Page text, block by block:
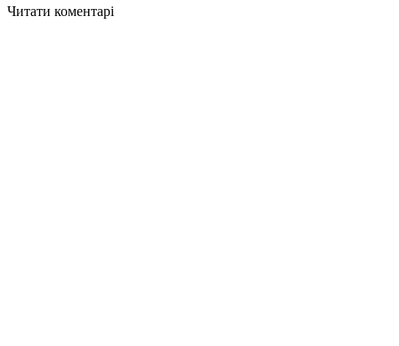
Читати коментарі